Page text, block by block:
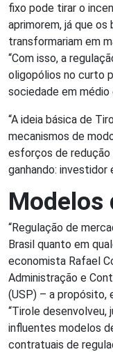
fixo pode tirar o
aprimorem, já que
transformariam em
“Com isso, a
oligopólios no curto
sociedade em médio
“A ideia básica de
mecanismos de
esforços de redução
ganhando: investidor
Modelos
“Regulação de
Brasil quanto em
economista Rafael
Administração e
(USP) – a propósito,
“Tirole desenvolveu,
influentes modelos
contratuais de